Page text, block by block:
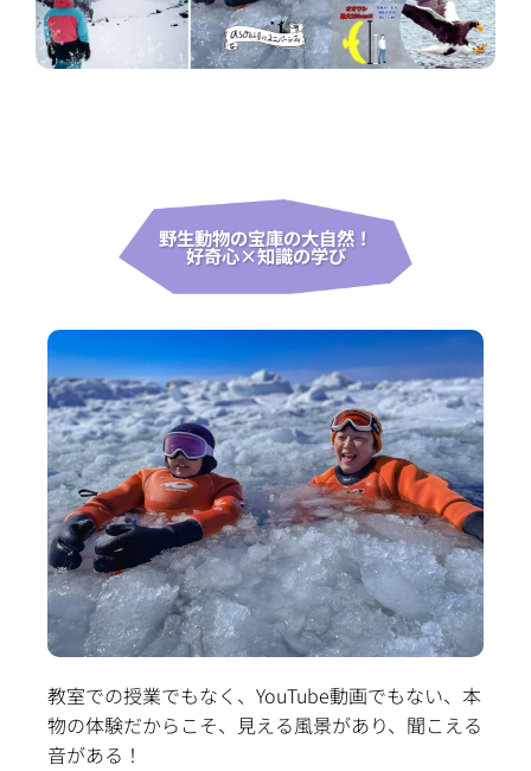
野生動物の宝庫の大自然！
好奇心×知識の学び
教室での授業でもなく、YouTube動画でもない、本
物の体験だからこそ、見える風景があり、聞こえる
音がある！